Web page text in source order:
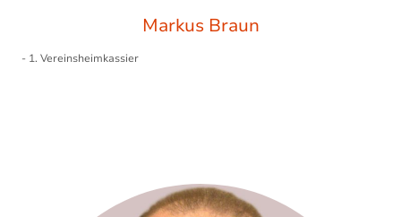
Markus Braun
- 1. Vereinsheimkassier